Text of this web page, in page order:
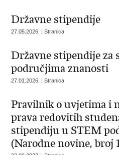
Državne stipendije
27.05.2026. | Stranica
Državne stipendije za
područjima znanosti
27.01.2026. | Stranica
Pravilnik o uvjetima i
prava redovitih
stipendiju u STEM
(Narodne novine, broj